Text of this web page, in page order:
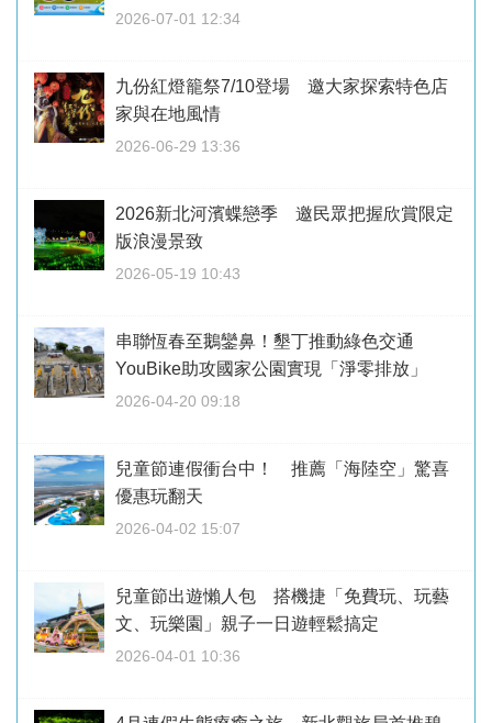
2026-07-01 12:34
九份紅燈籠祭7/10登場 邀大家探索特色店
家與在地風情
2026-06-29 13:36
2026新北河濱蝶戀季 邀民眾把握欣賞限定
版浪漫景致
2026-05-19 10:43
串聯恆春至鵝鑾鼻！墾丁推動綠色交通
YouBike助攻國家公園實現「淨零排放」
2026-04-20 09:18
兒童節連假衝台中！ 推薦「海陸空」驚喜
優惠玩翻天
2026-04-02 15:07
兒童節出遊懶人包 搭機捷「免費玩、玩藝
文、玩樂園」親子一日遊輕鬆搞定
2026-04-01 10:36